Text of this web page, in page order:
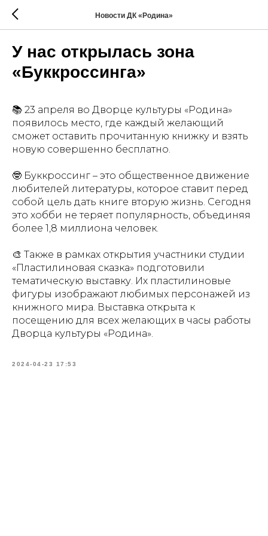
Новости ДК «Родина»
У нас открылась зона
«Буккроссинга»
📚 23 апреля во Дворце культуры «Родина»
появилось место, где каждый желающий
сможет оставить прочитанную книжку и взять
новую совершенно бесплатно.
🤓 Буккроссинг – это общественное движение
любителей литературы, которое ставит перед
собой цель дать книге вторую жизнь. Сегодня
это хобби не теряет популярность, объединяя
более 1,8 миллиона человек.
🎨 Также в рамках открытия участники студии
«Пластилиновая сказка» подготовили
тематическую выставку. Их пластилиновые
фигуры изображают любимых персонажей из
книжного мира. Выставка открыта к
посещению для всех желающих в часы работы
Дворца культуры «Родина».
2024-04-23 17:53